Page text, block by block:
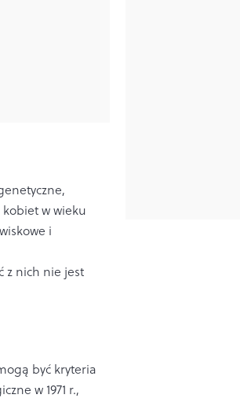
w wieku
i
z nich nie jest
być kryteria
w 1971 r.,